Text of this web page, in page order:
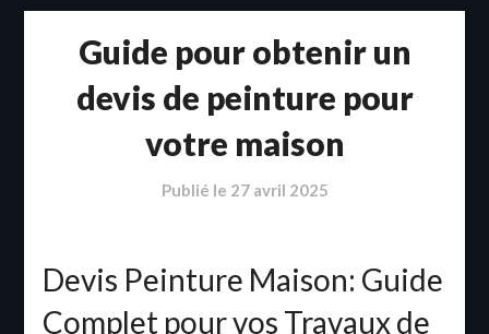
Guide pour obtenir un
devis de peinture pour
votre maison
Publié le 27 avril 2025
Devis Peinture Maison: Guide
Complet pour vos Travaux de